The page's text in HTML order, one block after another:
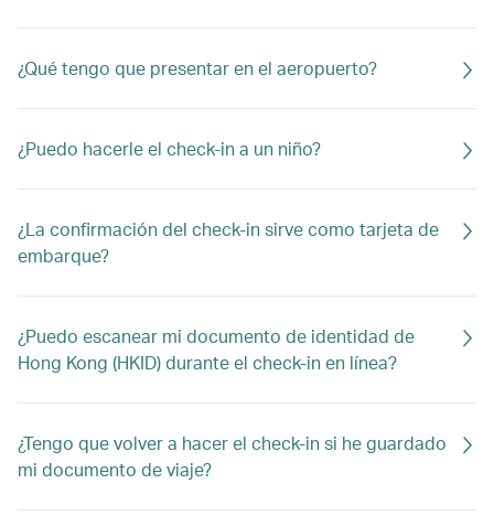
¿Qué tengo que presentar en el aeropuerto?
¿Puedo hacerle el check-in a un niño?
¿La confirmación del check-in sirve como tarjeta de
embarque?
¿Puedo escanear mi documento de identidad de
Hong Kong (HKID) durante el check-in en línea?
¿Tengo que volver a hacer el check-in si he guardado
mi documento de viaje?